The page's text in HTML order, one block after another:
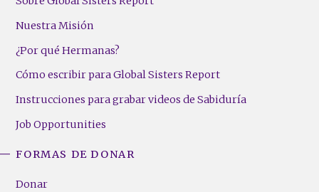
Nuestra Misión
¿Por qué Hermanas?
Cómo escribir para Global Sisters Report
Instrucciones para grabar videos de Sabiduría
Job Opportunities
FORMAS DE DONAR
Donar